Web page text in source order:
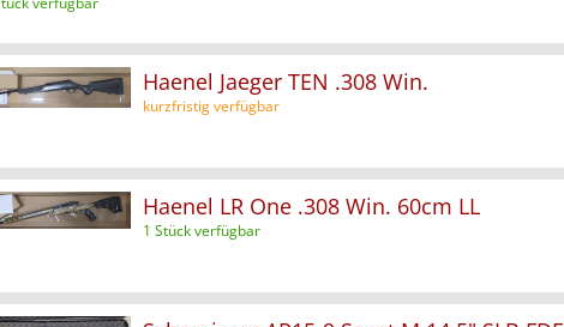
Haenel Jaeger TEN .308 Win.
kurzfristig verfügbar
Haenel LR One .308 Win. 60cm LL
1 Stück verfügbar